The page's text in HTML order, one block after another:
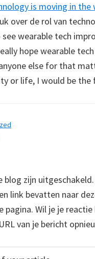
is moving in
over de rol van
wearable tech
hope wearable
else for that
or life, I would be the
blog zijn
link bevatten naar
pagina. Wil je je
van je bericht